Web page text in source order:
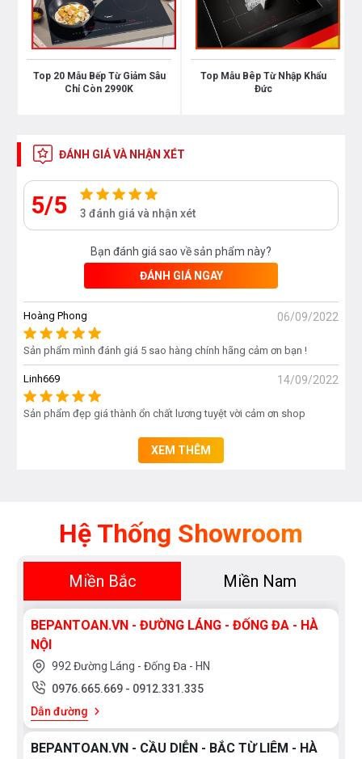
TRUYỀN NHIỆT NHANH – TIẾT KIỆM ĐIỆN
Bếp đôi điện từ Mutlich sở hữu mâm từ bằng đồng
năng làm nóng nhanh gấp 2 lần bếp thường, bếp
Mutlich MIM6009 sẽ nhanh chóng làm chín thực
phẩm, giúp bạn tiết kiệm thời gian nấu nướng và tiết
kiệm điện năng tối đa cho gia đình.
Bếp đôi điện từ Mutlich MIM6009 được tích hợp các
tính năng an toàn nhằm mang đến sự tiện lợi khi sử
dụng cho người tiêu dùng. Bên cạnh việc sở hữu các
tính năng như hẹn giờ tới 240 phút, khóa trẻ em an
toàn, bếp Mutlich MIM6009 còn có: Chế độ chiên
riêng biệt, chia sẻ công suất cùng khả năng tự động
nhận diện vùng nấu. Ngoài ra, bếp Mutlich còn có bộ
lọc khử nhiễu từ EMC giúp bảo vệ các linh kiện trong
máy và kéo dài tuổi thọ sản phẩm.
Top 20 Mẫu Bếp Từ Giảm Sâu
Chỉ Còn 2990K
Top Mẫu Bêp Từ Nhập Khẩu
Đức
ĐÁNH GIÁ VÀ NHẬN XÉT
5/5 3 đánh giá và nhận xét
Bạn đánh giá sao về sản phẩm này?
ĐÁNH GIÁ NGAY
Hoàng Phong 06/09/2022
Sản phẩm mình đánh giá 5 sao hàng chính hãng cảm ơn bạn !
Linh669 14/09/2022
Sản phẩm đẹp giá thành ổn chất lương tuyệt vời cảm ơn shop
XEM THÊM
Hệ Thống Showroom
Miền Bắc Miền Nam
BEPANTOAN.VN - ĐƯỜNG LÁNG - ĐỐNG ĐA - HÀ
NỘI
992 Đường Láng - Đống Đa - HN
0976.665.669 - 0912.331.335
Dẫn đường
BEPANTOAN.VN - CẦU DIỄN - BẮC TỪ LIÊM - HÀ